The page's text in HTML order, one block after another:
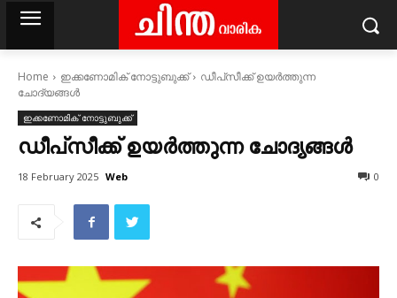
Home ഇക്കണോമിക് നോട്ടുബുക്ക്
ഡീപ്‌സീക്ക് ഉയർത്തുന്ന
ചോദ്യങ്ങൾ
ഇക്കണോമിക് നോട്ടുബുക്ക്
ഡീപ്‌സീക്ക് ഉയർത്തുന്ന ചോദ്യങ്ങൾ
18 February 2025 Web 0